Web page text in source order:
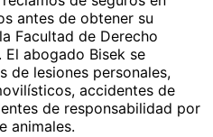
antes de obtener su
Facultad de Derecho
abogado Bisek se
de lesiones personales,
accidentes de
de responsabilidad por
animales.